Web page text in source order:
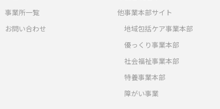
事業所一覧
お問い合わせ
他事業本部サイト
地域包括ケア事業本部
優っくり事業本部
社会福祉事業本部
特養事業本部
障がい事業